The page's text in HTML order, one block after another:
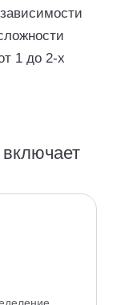
1 до 2-х